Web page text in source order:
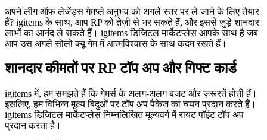
अपने लीग ऑफ लेजेंड्स गेमप्ले अनुभव को अगले स्तर पर ले जाने के लिए तैयार
हैं? igitems के साथ, आप RP को तेज़ी से भर सकते हैं, और इससे जुड़े शानदार
लाभों का आनंद ले सकते हैं। igitems डिजिटल मार्केटप्लेस आपके साथ है जब
आप उस अगले सोलो क्यू गेम में आत्मविश्वास के साथ कदम रखते हैं।
शानदार कीमतों पर RP टॉप अप और गिफ्ट कार्ड
igitems में, हम समझते हैं कि गेमर्स के अलग-अलग बजट और ज़रूरतें होती हैं।
इसलिए, हम विभिन्न मूल्य बिंदुओं पर टॉप अप पैकेज का चयन प्रदान करते हैं।
igitems डिजिटल मार्केटप्लेस निम्नलिखित मूल्यवर्ग में रायट पॉइंट टॉप अप
प्रदान करता है।